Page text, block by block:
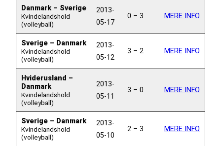
Danmark – Sverige
Kvindelandshold
(volleyball)
2013-
05-17
0 – 3 MERE INFO
Sverige – Danmark
Kvindelandshold
(volleyball)
2013-
05-12
3 – 2 MERE INFO
Hviderusland –
Danmark
Kvindelandshold
(volleyball)
2013-
05-11
3 – 0 MERE INFO
Sverige – Danmark
Kvindelandshold
(volleyball)
2013-
05-10
2 – 3 MERE INFO